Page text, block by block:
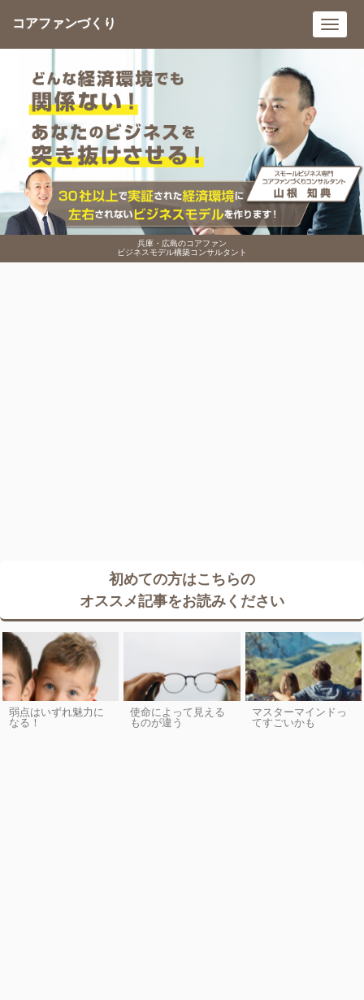
兵庫・広島のコアファン
ビジネスモデル構築コンサルタント
コアファンづくり
初めての方はこちらの
オススメ記事をお読みください
弱点はいずれ魅力に
なる！
使命によって見える
ものが違う
マスターマインドっ
てすごいかも